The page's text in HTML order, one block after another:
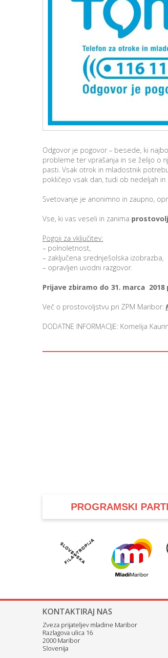
Odgovor je pogovor – besede, ki
probleme ter vprašanja in se želijo o
pasti. Vsak otrok in mladostnik
pokličejo vsak dan, tudi ob nedeljah
Svetovanje je anonimno in zaupno,
Vse, ki vas veseli in zanima
Pogoji za vključitev:
– polnoletnost,
– zaključena srednješolska izobrazba,
– opravljen uvodni razgovor.
Prijave zbiramo do 31. marca 2018
Več o prostovoljstvu pri ZPM Maribor:
DODATNE INFORMACIJE: Kornelija
PROGRAMSKI
KONTAKTIRAJ NAS
Zveza prijateljev mladine Maribor
Razlagova ulica 16
2000 Maribor
Slovenija